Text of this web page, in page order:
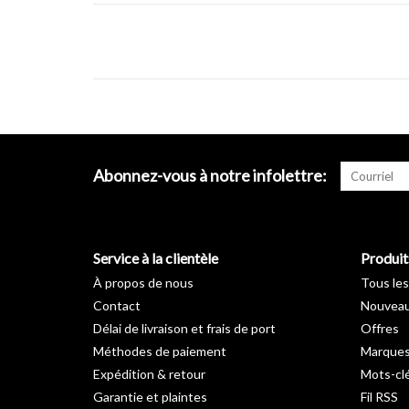
Abonnez-vous à notre infolettre:
Service à la clientèle
À propos de nous
Contact
Délai de livraison et frais de port
Méthodes de paiement
Expédition & retour
Garantie et plaintes
Tous
Offres
Mots-
Fil RSS